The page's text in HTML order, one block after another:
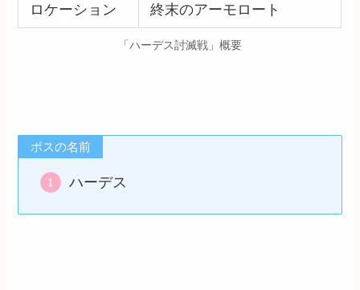
ロケーション 終末のアーモロート
「ハーデス討滅戦」概要
ボスの名前
ハーデス